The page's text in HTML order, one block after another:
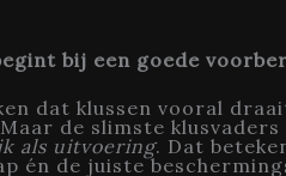
bij een goede
dat klussen vooral
de slimste klusvaders
als uitvoering. Dat
én de juiste